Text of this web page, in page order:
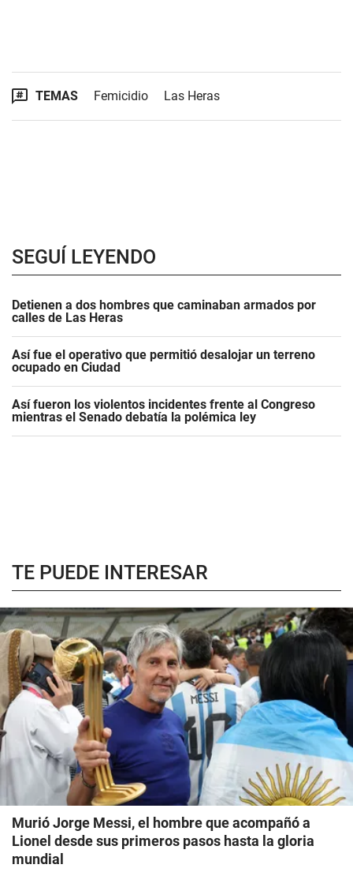
TEMAS Femicidio Las Heras
SEGUÍ LEYENDO
Detienen a dos hombres que caminaban armados por
calles de Las Heras
Así fue el operativo que permitió desalojar un terreno
ocupado en Ciudad
Así fueron los violentos incidentes frente al Congreso
mientras el Senado debatía la polémica ley
TE PUEDE INTERESAR
Murió Jorge Messi, el hombre que acompañó a
Lionel desde sus primeros pasos hasta la gloria
mundial